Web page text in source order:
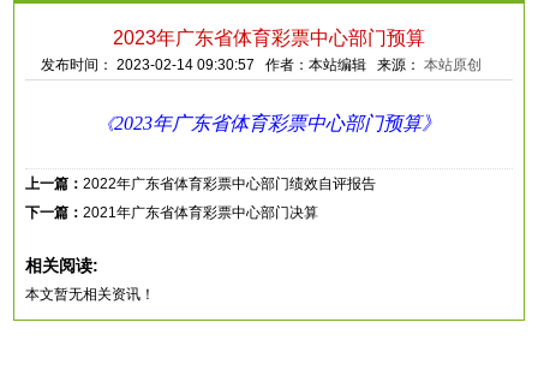
2023年广东省体育彩票中心部门预算
发布时间： 2023-02-14 09:30:57 作者：本站编辑 来源：本站原创
《2023年广东省体育彩票中心部门预算》
上一篇：2022年广东省体育彩票中心部门绩效自评报告
下一篇：2021年广东省体育彩票中心部门决算
相关阅读:
本文暂无相关资讯！